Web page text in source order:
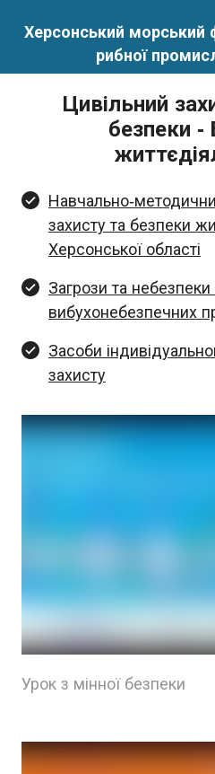
Херсонський
рибної
Цивільний
безпеки -
Навчально-
захисту та безпеки
Херсонської області
Загрози та небезпеки
вибухонебезпечних
Засоби
захисту
Урок з мінної безпеки